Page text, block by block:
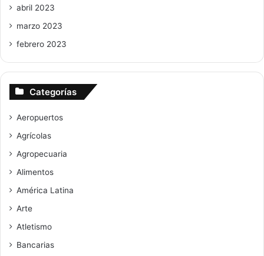
abril 2023
marzo 2023
febrero 2023
Categorías
Aeropuertos
Agrícolas
Agropecuaria
Alimentos
América Latina
Arte
Atletismo
Bancarias